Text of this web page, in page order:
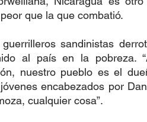
que la que combatió.
sandinistas
al país en la pobreza.
nuestro pueblo es el
encabezados por
cualquier cosa”.